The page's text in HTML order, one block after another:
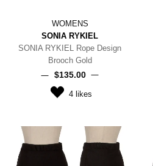
WOMENS
SONIA RYKIEL
SONIA RYKIEL Rope Design
Brooch Gold
$‌135.00
4likes